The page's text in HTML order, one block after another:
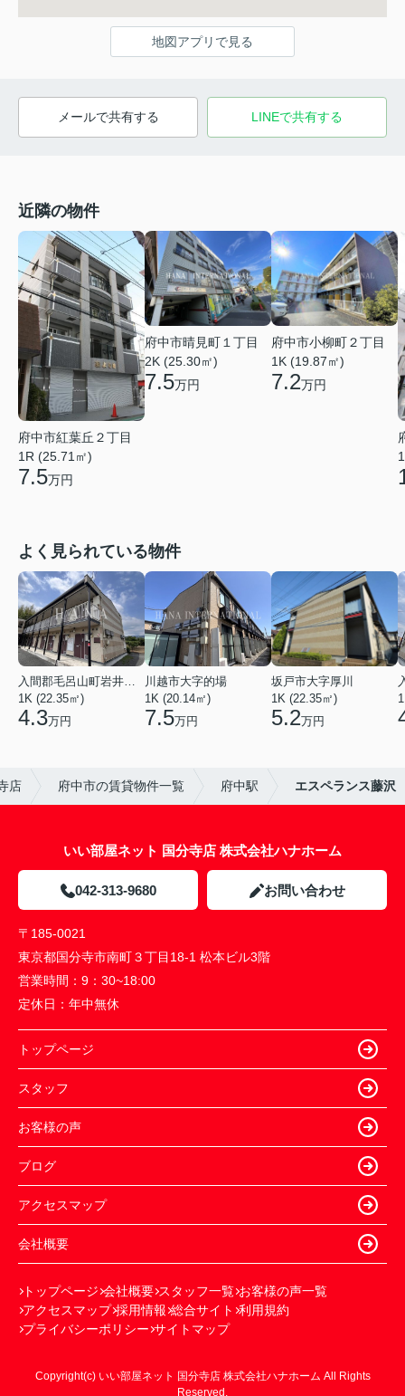
地図アプリで見る
メールで共有する LINEで共有する
近隣の物件
府中市紅葉丘２丁目
1R (25.71㎡)
7.5万円
府中市晴見町１丁目
2K (25.30㎡)
7.5万円
府中市小柳町２丁目
1K (19.87㎡)
7.2万円
よく見られている物件
入間郡毛呂山町岩井西１丁目
1K (22.35㎡)
4.3万円
川越市大字的場
1K (20.14㎡)
7.5万円
坂戸市大字厚川
1K (22.35㎡)
5.2万円
店 府中市の賃貸物件一覧 府中駅 エスペランス藤沢
いい部屋ネット 国分寺店 株式会社ハナホーム
042-313-9680 お問い合わせ
〒185-0021
東京都国分寺市南町３丁目18-1 松本ビル3階
営業時間： 9：30~18:00
定休日： 年中無休
トップページ
スタッフ
お客様の声
ブログ
アクセスマップ
会社概要
トップページ 会社概要 スタッフ一覧 お客様の声一覧
アクセスマップ 採用情報 総合サイト 利用規約
プライバシーポリシー サイトマップ
Copyright(c) いい部屋ネット 国分寺店 株式会社ハナホーム All Rights
Reserved.